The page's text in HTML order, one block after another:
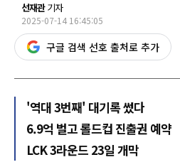
선재관기자
2025-07-14 16:45:05
구글 검색 선호 출처로 추가
'역대 3번째' 대기록 썼다
6.9억 벌고 롤드컵 진출권 예약
LCK 3라운드 23일 개막